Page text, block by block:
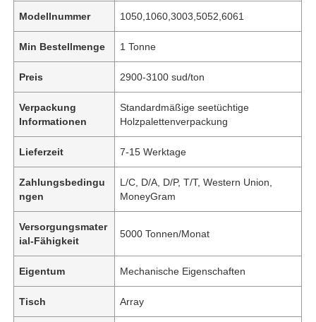
Modellnummer 1050,1060,3003,5052,6061
Min Bestellmenge 1 Tonne
Preis 2900-3100 sud/ton
Verpackung
Informationen
Standardmäßige seetüchtige
Holzpalettenverpackung
Lieferzeit 7-15 Werktage
Zahlungsbedingu
ngen
L/C, D/A, D/P, T/T, Western Union,
MoneyGram
Versorgungsmater
ial-Fähigkeit
5000 Tonnen/Monat
Eigentum Mechanische Eigenschaften
Tisch Array